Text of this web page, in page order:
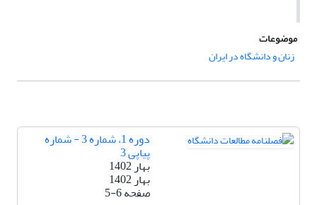
موضوعات
زنان و دانشگاه در ایران
دوره 1، شماره 3 - شماره
پیاپی 3
بهار 1402
بهار 1402
صفحه5-6